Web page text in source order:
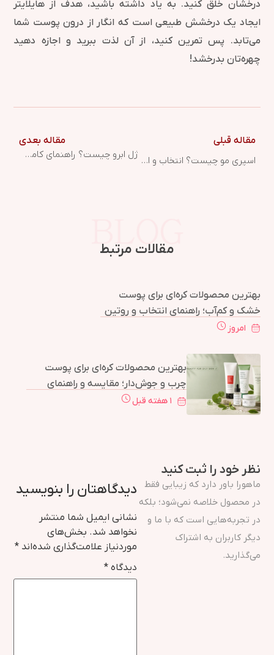
درخشان خلق کنید. به یاد داشته باشید، هدف از هایلایتر
ایجاد یک درخشش طبیعی است که انگار از درون پوست شما
می‌تابد. پس تمرین کنید، از آن لذت ببرید و اجازه دهید
چهره‌تان بدرخشد!
مقاله قبلی
اسپری مو چیست؟ انتخاب و استفاده صحیح
مقاله بعدی
ژل ابرو چیست؟ راهنمای کامل برای لیفت و حالت‌دهی ابرو
مقالات مرتبط
بهترین محصولات کره‌ای برای پوست
خشک و کم‌آب؛ راهنمای انتخاب و روتین
کاملامروز
بهترین محصولات کره‌ای برای پوست
چرب و جوش‌دار؛ مقایسه و راهنمای
خرید
۱ هفته قبل
نظر خود را ثبت کنید
ماهورا باور دارد که زیبایی فقط
در محصول خلاصه نمی‌شود؛ بلکه
در تجربه‌هایی است که با ما و
دیگر کاربران به اشتراک
می‌گذارید.
دیدگاهتان را بنویسید
نشانی ایمیل شما منتشر
نخواهد شد. بخش‌های
موردنیاز علامت‌گذاری شده‌اند *
دیدگاه *